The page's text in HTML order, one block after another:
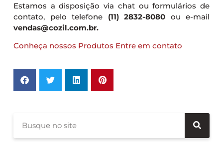
Estamos a disposição via chat ou formulários de
contato, pelo telefone (11) 2832-8080 ou e-mail
vendas@cozil.com.br.
Conheça nossos Produtos Entre em contato